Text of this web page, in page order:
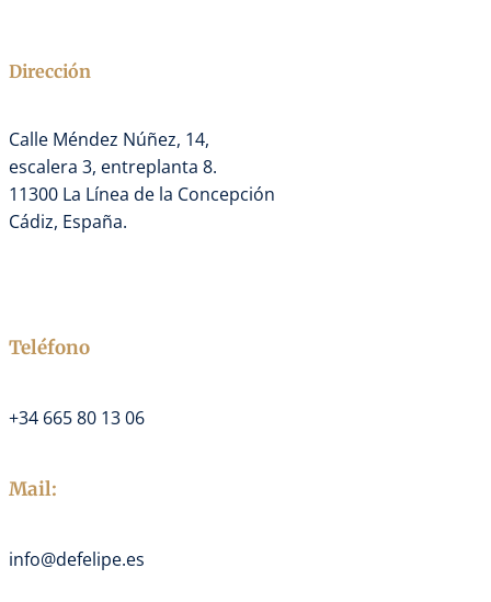
Dirección
Calle Méndez Núñez, 14,
escalera 3, entreplanta 8.
11300 La Línea de la Concepción
Cádiz, España.
Teléfono
+34 665 80 13 06
Mail:
info@defelipe.es